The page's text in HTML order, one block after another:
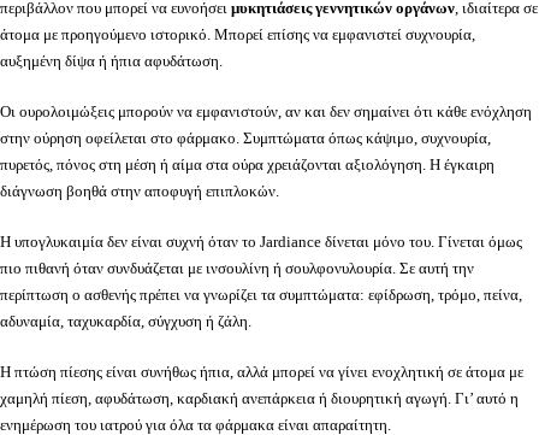
περιβάλλον που μπορεί να ευνοήσει μυκητιάσεις γεννητικών οργάνων, ιδιαίτερα σε
άτομα με προηγούμενο ιστορικό. Μπορεί επίσης να εμφανιστεί συχνουρία,
αυξημένη δίψα ή ήπια αφυδάτωση.
Οι ουρολοιμώξεις μπορούν να εμφανιστούν, αν και δεν σημαίνει ότι κάθε ενόχληση
στην ούρηση οφείλεται στο φάρμακο. Συμπτώματα όπως κάψιμο, συχνουρία,
πυρετός, πόνος στη μέση ή αίμα στα ούρα χρειάζονται αξιολόγηση. Η έγκαιρη
διάγνωση βοηθά στην αποφυγή επιπλοκών.
Η υπογλυκαιμία δεν είναι συχνή όταν το Jardiance δίνεται μόνο του. Γίνεται όμως
πιο πιθανή όταν συνδυάζεται με ινσουλίνη ή σουλφονυλουρία. Σε αυτή την
περίπτωση ο ασθενής πρέπει να γνωρίζει τα συμπτώματα: εφίδρωση, τρόμο, πείνα,
αδυναμία, ταχυκαρδία, σύγχυση ή ζάλη.
Η πτώση πίεσης είναι συνήθως ήπια, αλλά μπορεί να γίνει ενοχλητική σε άτομα με
χαμηλή πίεση, αφυδάτωση, καρδιακή ανεπάρκεια ή διουρητική αγωγή. Γι’ αυτό η
ενημέρωση του ιατρού για όλα τα φάρμακα είναι απαραίτητη.